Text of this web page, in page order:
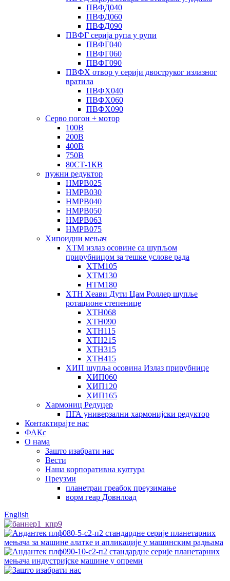
ПВФД040
ПВФД060
ПВФД090
ПВФГ серија рупа у рупи
ПВФГ040
ПВФГ060
ПВФГ090
ПВФХ отвор у серији двоструког излазног
вратила
ПВФХ040
ПВФХ060
ПВФХ090
Серво погон + мотор
100В
200В
400В
750В
80СТ-1КВ
пужни редуктор
НМРВ025
НМРВ030
НМРВ040
НМРВ050
НМРВ063
НМРВ075
Хипоидни мењач
ХТМ излаз осовине са шупљом
прирубницом за тешке услове рада
ХТМ105
ХТМ130
НТМ180
ХТН Хеави Дути Цам Роллер шупље
ротационе степенице
ХТН068
ХТН090
ХТН115
ХТН215
ХТН315
ХТН415
ХИП шупља осовина Излаз прирубнице
ХИП060
ХИП120
ХИП165
Хармониц Редуцер
ПГА универзални хармонијски редуктор
Контактирајте нас
ФАКс
О нама
Зашто изабрати нас
Вести
Наша корпоративна култура
Преузми
планетраи греабок преузимање
ворм геар Довнлоад
English